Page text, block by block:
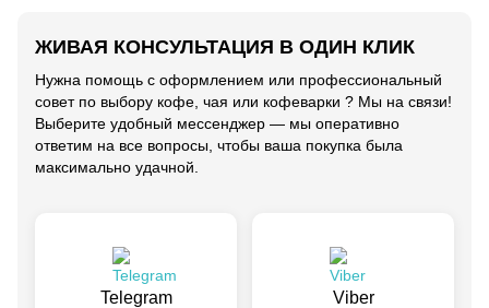
ЖИВАЯ КОНСУЛЬТАЦИЯ В ОДИН КЛИК
Нужна помощь с оформлением или профессиональный
совет по выбору кофе, чая или кофеварки ? Мы на связи!
Выберите удобный мессенджер — мы оперативно
ответим на все вопросы, чтобы ваша покупка была
максимально удачной.
Telegram Viber